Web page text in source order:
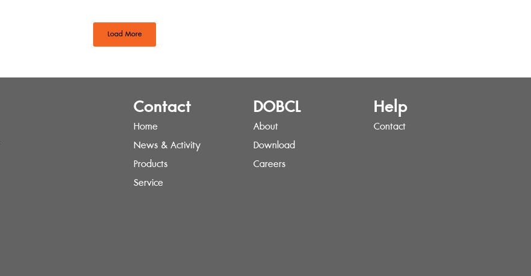
Load More
Contact
Home
News & Activity
Products
Service
DOBCL
About
Download
Careers
Help
Contact